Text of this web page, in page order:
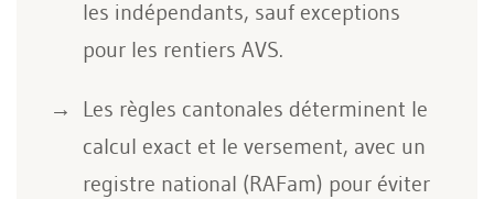
les indépendants, sauf exceptions
pour les rentiers AVS.
Les règles cantonales déterminent le
calcul exact et le versement, avec un
registre national (RAFam) pour éviter